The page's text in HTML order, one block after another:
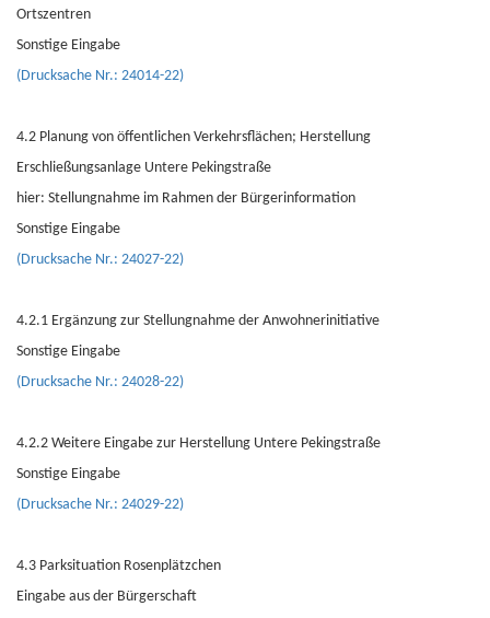
Ortszentren
Sonstige Eingabe
(Drucksache Nr.: 24014-22)
4.2 Planung von öffentlichen Verkehrsflächen; Herstellung
Erschließungsanlage Untere Pekingstraße
hier: Stellungnahme im Rahmen der Bürgerinformation
Sonstige Eingabe
(Drucksache Nr.: 24027-22)
4.2.1 Ergänzung zur Stellungnahme der Anwohnerinitiative
Sonstige Eingabe
(Drucksache Nr.: 24028-22)
4.2.2 Weitere Eingabe zur Herstellung Untere Pekingstraße
Sonstige Eingabe
(Drucksache Nr.: 24029-22)
4.3 Parksituation Rosenplätzchen
Eingabe aus der Bürgerschaft